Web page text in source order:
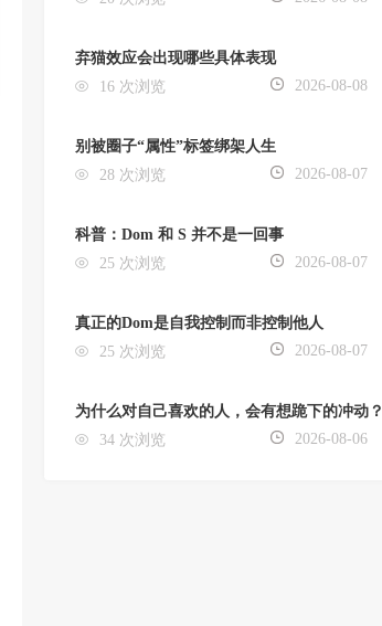
弃猫效应会出现哪些具体表现
16 次浏览
2026-08-08
别被圈子“属性”标签绑架人生
28 次浏览
2026-08-07
科普：Dom 和 S 并不是一回事
25 次浏览
2026-08-07
真正的Dom是自我控制而非控制他人
25 次浏览
2026-08-07
为什么对自己喜欢的人，会有想跪下的冲动？
34 次浏览
2026-08-06